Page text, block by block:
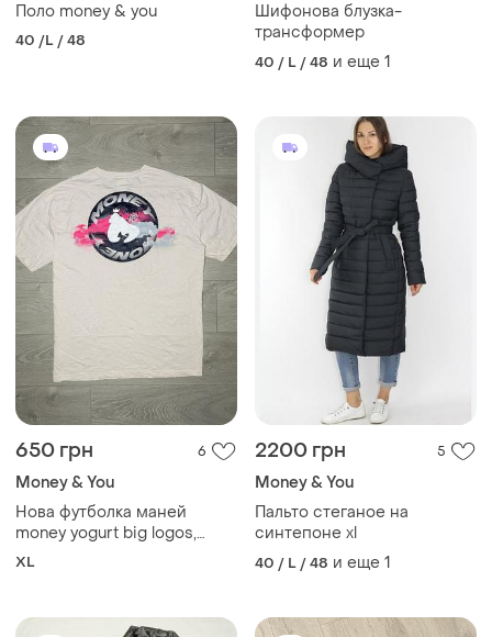
Поло money & you
40 /L / 48
Шифонова блузка-
трансформер
40 / L / 48 и еще 1
650 грн 6
Money & You
Нова футболка маней
money yogurt big logos,
розмір xxl, оригінал
XL
2200 грн 5
Money & You
Пальто стеганое на
синтепоне xl
40 / L / 48 и еще 1